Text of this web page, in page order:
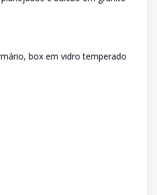
box em vidro temperado